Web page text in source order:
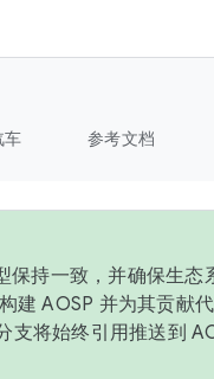
车 参考文档
持一致，并确保生态
建 AOSP 并为其贡献
支将始终引用推送到